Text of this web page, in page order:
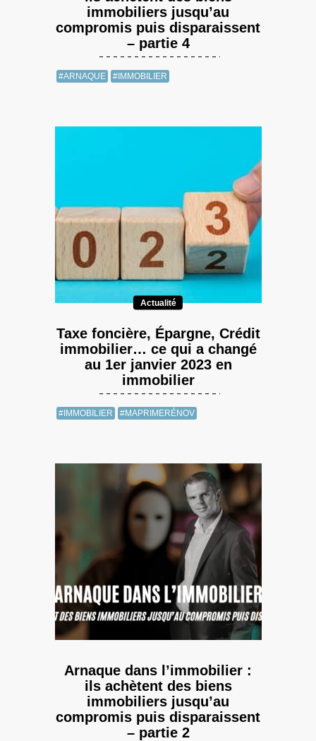
immobiliers jusqu’au
compromis puis disparaissent
– partie 4
#ARNAQUE #IMMOBILIER
Actualité
Taxe foncière, Épargne, Crédit
immobilier… ce qui a changé
au 1er janvier 2023 en
immobilier
#IMMOBILIER #MAPRIMERÉNOV
Arnaque dans l’immobilier :
ils achètent des biens
immobiliers jusqu’au
compromis puis disparaissent
– partie 2